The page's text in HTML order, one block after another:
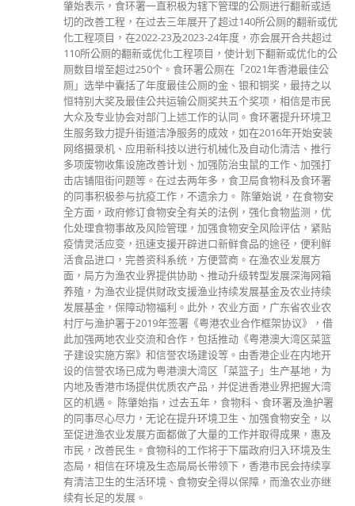
肇始表示，食环署一直积极为辖下管理的公厕进行翻新或适
切的改善工程，在过去三年展开了超过140所公厕的翻新或优
化工程项目，在2022-23及2023-24年度，亦会展开合共超过
110所公厕的翻新或优化工程项目，使计划下翻新或优化的公
厕数目增至超过250个。食环署公厕在「2021年香港最佳公
厕」选举中囊括了年度最佳公厕的金、银和铜奖，最持之以
恒特别大奖及最佳公共运输公厕奖共五个奖项，相信是市民
大众及专业协会对部门上述工作的认同。食环署提升环境卫
生服务致力提升街道洁净服务的成效，如在2016年开始安装
网络摄录机、应用新科技以进行机械化及自动化清洁、推行
多项废物收集设施改善计划、加强防治虫鼠的工作、加强打
击店铺阻街问题等。在过去两年多，食卫局食物科及食环署
的同事积极参与抗疫工作，不遗余力。 陈肇始说，在食物安
全方面，政府修订食物安全有关的法例，强化食物监测，优
化处理食物事故及风险管理，加强食物安全风险评估，紧贴
疫情灵活应变，迅速支援开辟进口新鲜食品的途径，便利鲜
活食品进口，完善资科系统，方便营商。在渔农业发展方
面，局方为渔农业界提供协助、推动升级转型发展深海网箱
养殖，为渔农业提供财政支援渔业持续发展基金及农业持续
发展基金，保障动物福利。此外，农业方面，广东省农业农
村厅与渔护署于2019年签署《粤港农业合作框架协议》，借
此加强两地农业交流和合作，包括推动《粤港澳大湾区菜篮
子建设实施方案》和信誉农场建设等。由香港企业在内地开
设的信誉农场已成为粤港澳大湾区「菜篮子」生产基地，为
内地及香港市场提供优质农产品，并促进香港业界把握大湾
区的机遇。 陈肇始指，过去五年，食物科、食环署及渔护署
的同事尽心尽力，无论在提升环境卫生、加强食物安全，以
至促进渔农业发展方面都做了大量的工作并取得成果，惠及
市民，改善民生。食物科的工作将于下届政府归入环境及生
态局，相信在环境及生态局局长带领下，香港市民会持续享
有清洁卫生的生活环境、食物安全得以保障，而渔农业亦继
续有长足的发展。